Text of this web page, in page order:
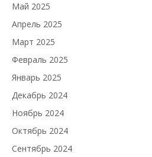
Май 2025
Апрель 2025
Март 2025
Февраль 2025
Январь 2025
Декабрь 2024
Ноябрь 2024
Октябрь 2024
Сентябрь 2024